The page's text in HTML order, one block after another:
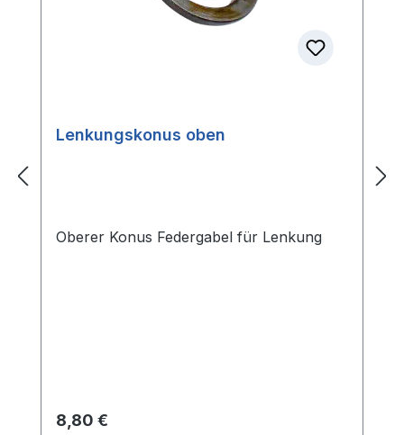
Lenkungskonus oben
Oberer Konus Federgabel für Lenkung
Regulärer Preis:
8,80 €